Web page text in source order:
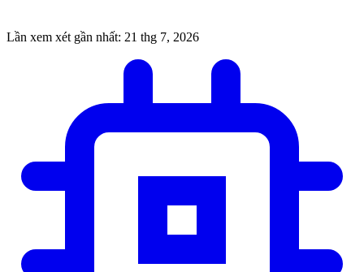
Lần xem xét gần nhất: 21 thg 7, 2026